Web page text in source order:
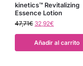
kinetics™ Revitalizing
Essence Lotion
47,71€ 32,92€
Añadir al carrito